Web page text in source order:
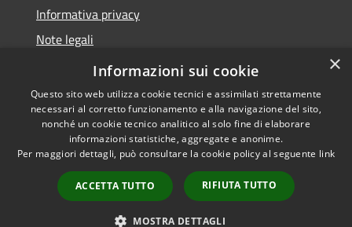
Informativa privacy
Note legali
Dichiarazione di accessibilità
Accessibilità
Copyright © 2026 • Comune di
Magliano Sabina • Powered by
Municipium•
Accesso
redazione
×
Informazioni sui cookie
Questo sito web utilizza cookie tecnici e assimilati strettamente
necessari al corretto funzionamento e alla navigazione del sito,
nonché un cookie tecnico analitico al solo fine di elaborare
informazioni statistiche, aggregate e anonime.
Per maggiori dettagli, può consultare la cookie policy al seguente link
ACCETTA TUTTO RIFIUTA TUTTO
MOSTRA DETTAGLI